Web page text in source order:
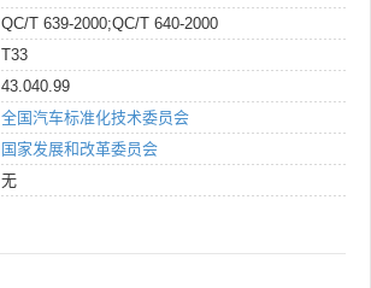
QC/T 639-2000;QC/T 640-2000
T33
43.040.99
全国汽车标准化技术委员会
国家发展和改革委员会
无